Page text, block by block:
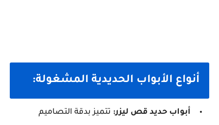
أنواع الأبواب الحديدية المشغولة:
أبواب حديد قص ليزر: تتميز بدقة التصاميم